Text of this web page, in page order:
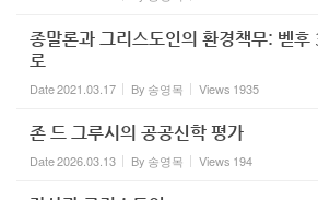
종말론과 그리스도인의 환경책무: 벧
로
Date2021.03.17 By 송영목 Views 1935
존 드 그루시의 공공신학 평가
Date2026.03.13 By 송영목 Views 194